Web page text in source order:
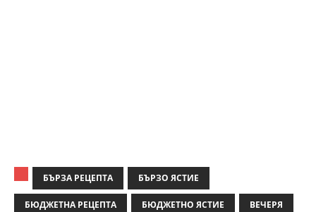
БЪРЗА РЕЦЕПТА БЪРЗО ЯСТИЕ
БЮДЖЕТНА РЕЦЕПТА БЮДЖЕТНО ЯСТИЕ ВЕЧЕРЯ